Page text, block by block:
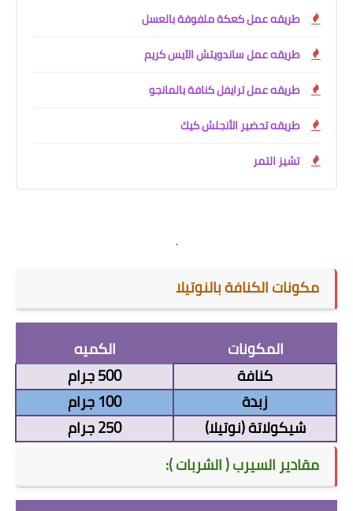
طريقه عمل كعكة ملفوفة بالعسل
طريقه عمل ساندويتش الآيس كريم
طريقه عمل ترايفل كنافة بالمانجو
طريقه تحضير الأنجلش كيك
تشيز التمر
.
مكونات الكنافة بالنوتيلا
المكونات
الكميه
كنافة
500 جرام
زبدة
100 جرام
شيكولاتة (نوتيلا)
250 جرام
مقادير السيرب ( الشربات ):